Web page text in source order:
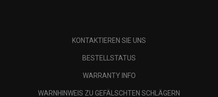
KONTAKTIEREN SIE UNS
BESTELLSTATUS
WARRANTY INFO
WARNHINWEIS ZU GEFÄLSCHTEN SCHLÄGERN